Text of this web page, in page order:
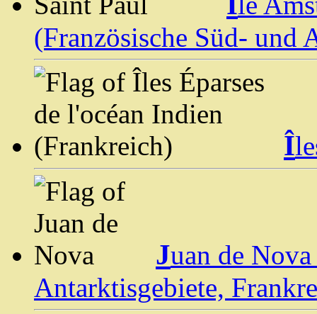
(Französische Süd- und
Î
Juan de
Antarktisgebiete,